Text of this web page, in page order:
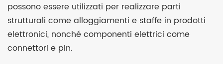
possono essere utilizzati per realizzare parti
strutturali come alloggiamenti e staffe in prodotti
elettronici, nonché componenti elettrici come
connettori e pin.